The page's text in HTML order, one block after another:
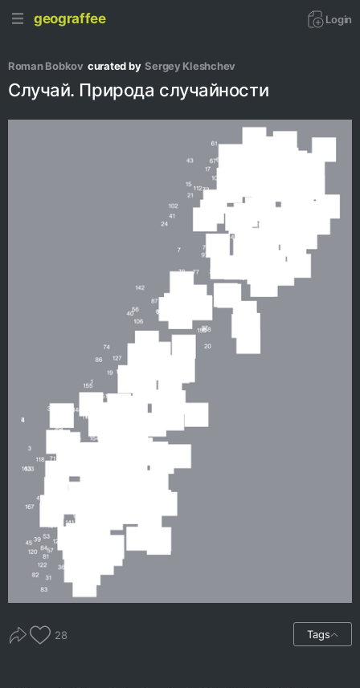
geograffee Login
Roman Bobkov curated by Sergey Kleshchev
Случай. Природа случайности
28 Tags